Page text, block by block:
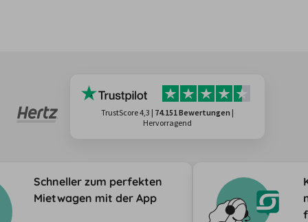
TrustScore 4,3 | 74.151 Bewertungen |
Hervorragend
Schneller zum perfekten
Mietwagen mit der App